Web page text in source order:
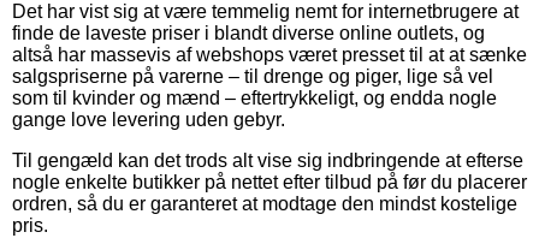
Det har vist sig at være temmelig nemt for internetbrugere at
finde de laveste priser i blandt diverse online outlets, og
altså har massevis af webshops været presset til at at sænke
salgspriserne på varerne – til drenge og piger, lige så vel
som til kvinder og mænd – eftertrykkeligt, og endda nogle
gange love levering uden gebyr.
Til gengæld kan det trods alt vise sig indbringende at efterse
nogle enkelte butikker på nettet efter tilbud på før du placerer
ordren, så du er garanteret at modtage den mindst kostelige
pris.